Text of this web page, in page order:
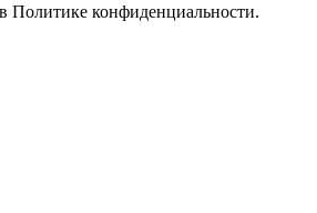
Политике конфиденциальности.